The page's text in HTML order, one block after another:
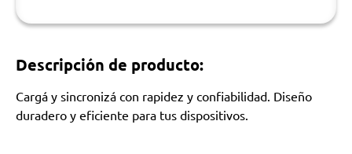
Descripción de producto:
Cargá y sincronizá con rapidez y confiabilidad. Diseño
duradero y eficiente para tus dispositivos.